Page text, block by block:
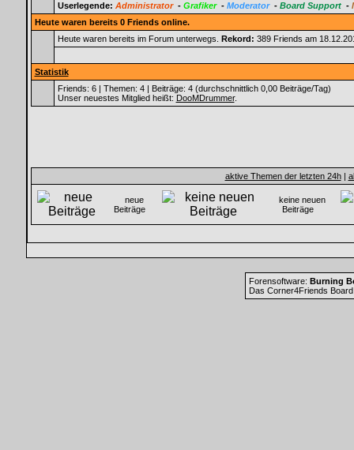
Userlegende: Administrator- Grafiker- Moderator- Board Support-
Heute waren bereits 0 Friends online.
Heute waren bereits im Forum unterwegs. Rekord: 389 Friends am
Statistik
Friends: 6 | Themen: 4 | Beiträge: 4 (durchschnittlich 0,00 Beiträge/Tag)
Unser neuestes Mitglied heißt: DooMDrummer.
aktive Themen der letzten 24h|
neue
Beiträge
keine neuen
Beiträge
Forensoftware: Burning
Das Corner4Friends